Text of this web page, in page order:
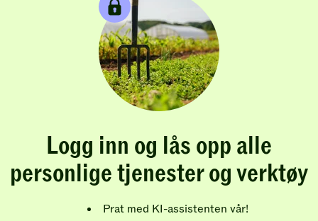
Logg inn og lås opp alle
personlige tjenester og verktøy
Prat med KI-assistenten vår!